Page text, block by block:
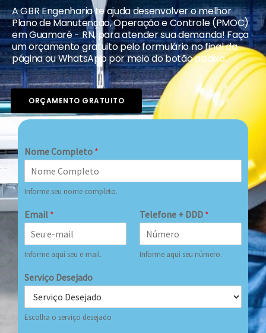
A GBR Engenharia te ajuda desenvolver o melhor
Plano de Manutenção, Operação e Controle (PMOC)
em Guamaré - RN, para atender sua demanda! Faça
um orçamento gratuito pelo formulário no final da
página ou WhatsApp por meio do botão abaixo.
ORÇAMENTO GRATUITO
Nome Completo *
Informe seu nome completo.
Email *
Informe aqui seu e-mail.
Telefone + DDD *
Informe aqui seu número.
Serviço Desejado
Escolha o serviço desejado